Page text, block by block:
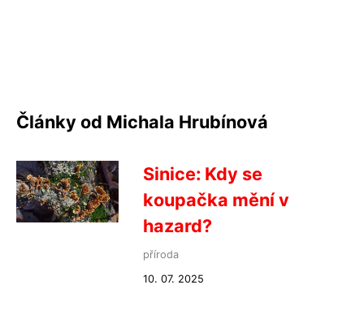
Články od Michala Hrubínová
Sinice: Kdy se
koupačka mění v
hazard?
příroda
10. 07. 2025